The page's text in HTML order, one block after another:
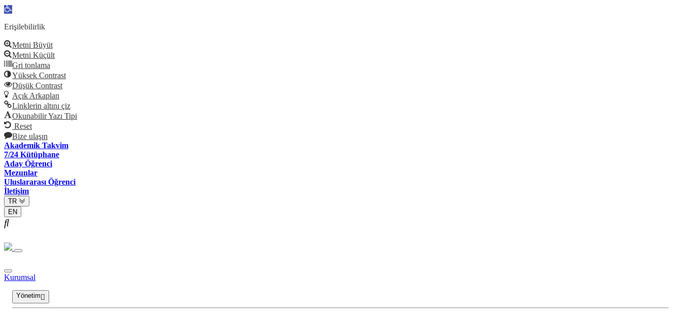
Open
Erişilebilirlik
Metni Büyüt
Metni Küçült
Gri tonlama
Yüksek Contrast
Düşük Contrast
Açık Arkaplan
Linklerin altını çiz
Okunabilir Yazı Tipi
Reset
Bize ulaşın
Akademik Takvim
7/24 Kütüphane
Aday Öğrenci
Mezunlar
Uluslararası Öğrenci
İletişim
TR
EN
Kurumsal
Yönetim